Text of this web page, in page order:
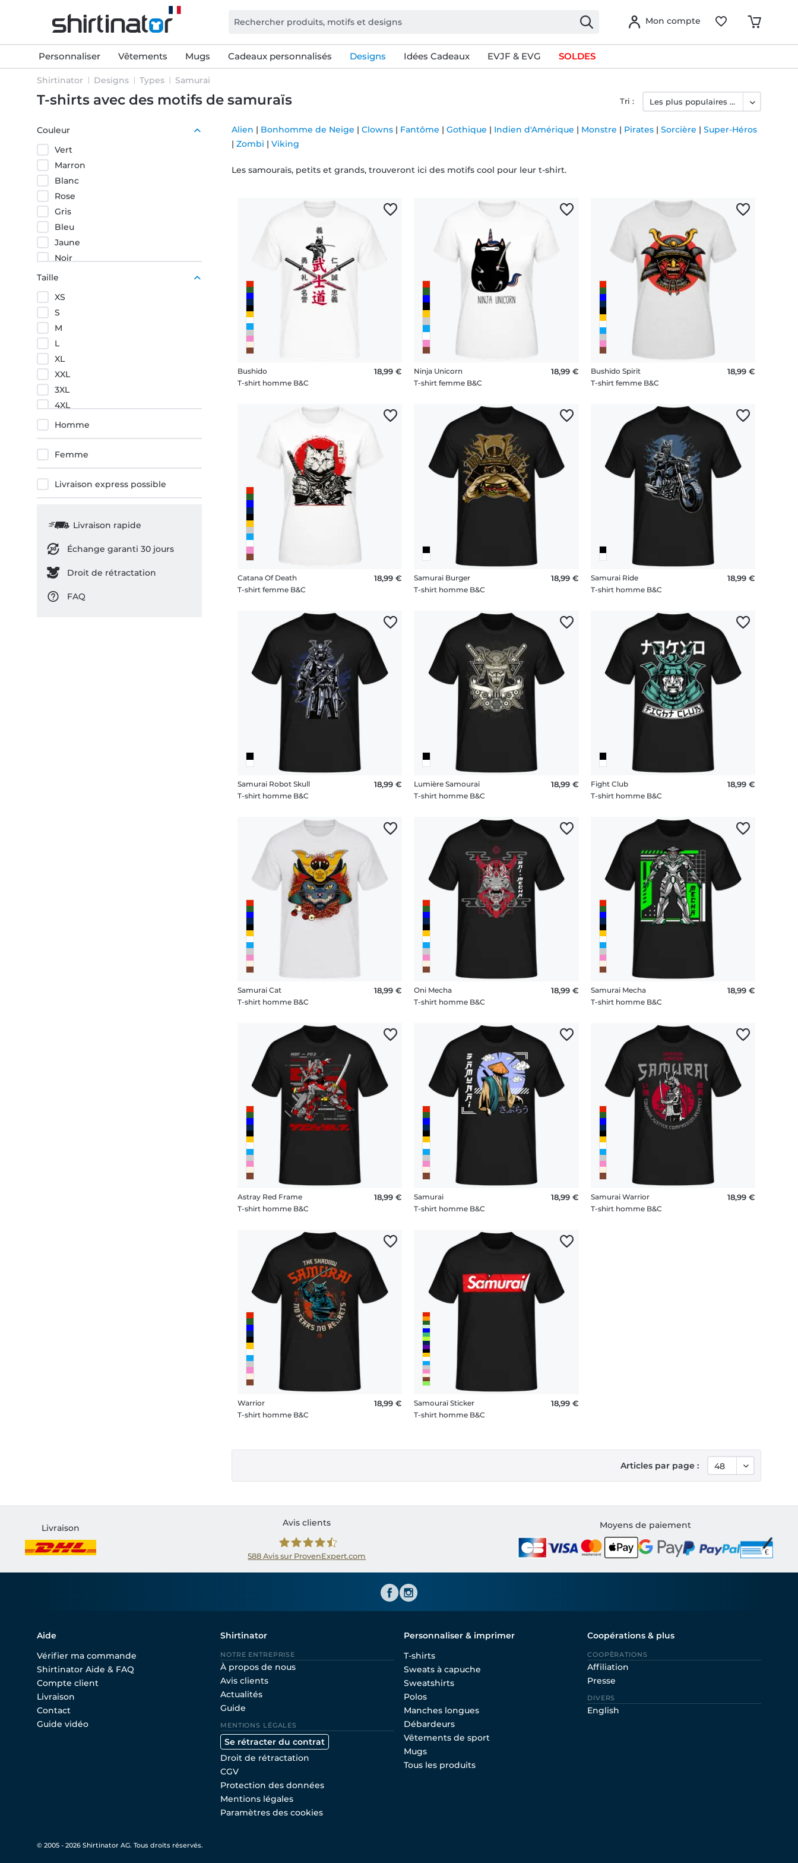
Mon compte
Personnaliser Vêtements Mugs Cadeaux personnalisés Designs Idées Cadeaux EVJF & EVG SOLDES
Shirtinator Designs Types Samurai
T-shirts avec des motifs de samuraïs
Couleur
Vert
Marron
Blanc
Rose
Gris
Bleu
Jaune
Noir
Pourpre
Taille
XS
S
M
L
XL
XXL
3XL
4XL
5XL
Homme
Femme
Livraison express possible
Livraison rapide
Échange garanti 30 jours
Droit de rétractation
FAQ
Alien | Bonhomme de Neige | Clowns | Fantôme | Gothique | Indien d'Amérique | Monstre | Pirates | Sorcière | Super-Héros
| Zombi | Viking
Les samouraïs, petits et grands, trouveront ici des motifs cool pour leur t-shirt.
Tri :
Bushido
T-shirt homme B&C
18,99 €
Ninja Unicorn
T-shirt femme B&C
18,99 €
Bushido Spirit
T-shirt femme B&C
18,99 €
Catana Of Death
T-shirt femme B&C
18,99 €
Samurai Burger
T-shirt homme B&C
18,99 €
Samurai Ride
T-shirt homme B&C
18,99 €
Samurai Robot Skull
T-shirt homme B&C
18,99 €
Lumière Samouraï
T-shirt homme B&C
18,99 €
Fight Club
T-shirt homme B&C
18,99 €
Samurai Cat
T-shirt homme B&C
18,99 €
Oni Mecha
T-shirt homme B&C
18,99 €
Samurai Mecha
T-shirt homme B&C
18,99 €
Astray Red Frame
T-shirt homme B&C
18,99 €
Samurai
T-shirt homme B&C
18,99 €
Samurai Warrior
T-shirt homme B&C
18,99 €
Warrior
T-shirt homme B&C
18,99 €
Samouraï Sticker
T-shirt homme B&C
18,99 €
Articles par page :
Livraison
Avis clients
588Avis sur ProvenExpert.com
Moyens de paiement
Aide
Vérifier ma commande
Shirtinator Aide & FAQ
Compte client
Livraison
Contact
Guide vidéo
Shirtinator
NOTRE ENTREPRISE
À propos de nous
Avis clients
Actualités
Guide
MENTIONS LÉGALES
Se rétracter du contrat
Droit de rétractation
CGV
Protection des données
Mentions légales
Paramètres des cookies
Personnaliser & imprimer
T-shirts
Sweats à capuche
Sweatshirts
Polos
Manches longues
Débardeurs
Vêtements de sport
Mugs
Tous les produits
Coopérations & plus
COOPÈRATIONS
Affiliation
Presse
DIVERS
English
© 2005 - 2026 Shirtinator AG. Tous droits réservés.